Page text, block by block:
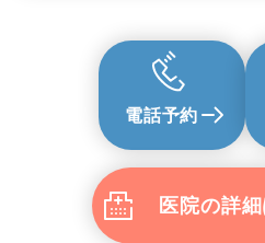
電話予約
医院の詳